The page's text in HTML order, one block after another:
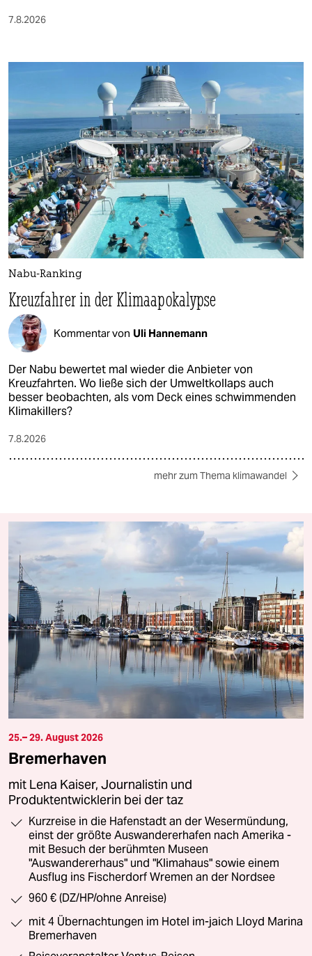
7.8.2026
Nabu-Ranking
Kreuzfahrer in der Klimaapokalypse
Kommentar von Uli Hannemann
Der Nabu bewertet mal wieder die Anbieter von
Kreuzfahrten. Wo ließe sich der Umweltkollaps auch
besser beobachten, als vom Deck eines schwimmenden
Klimakillers?
7.8.2026
mehr zum Thema klimawandel
25.– 29. August 2026
Bremerhaven
mit Lena Kaiser, Journalistin und
Produktentwicklerin bei der taz
Kurzreise in die Hafenstadt an der Wesermündung,
einst der größte Auswandererhafen nach Amerika -
mit Besuch der berühmten Museen
"Auswandererhaus" und "Klimahaus" sowie einem
Ausflug ins Fischerdorf Wremen an der Nordsee
960 € (DZ/HP/ohne Anreise)
mit 4 Übernachtungen im Hotel im-jaich Lloyd Marina
Bremerhaven